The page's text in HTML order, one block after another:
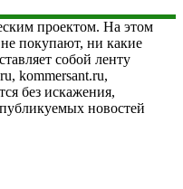
проектом. На этом
покупают, ни какие
собой ленту
kommersant.ru,
без искажения,
публикуемых новостей